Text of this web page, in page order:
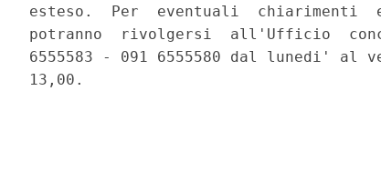
esteso.  Per  eventuali  chiarimenti
potranno  rivolgersi  all'Ufficio
6555583 - 091 6555580 dal lunedi'
13,00.